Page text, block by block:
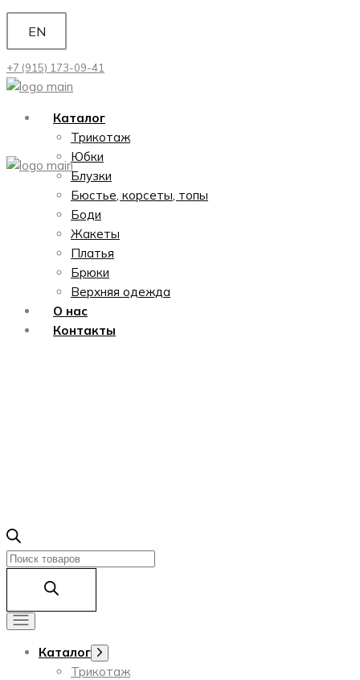
EN
+7 (915) 173-09-41
Каталог
Трикотаж
Юбки
Блузки
Бюстье, корсеты, топы
Боди
Жакеты
Платья
Брюки
Верхняя одежда
О нас
Контакты
Поиск
Каталог Показать
подменю
Трикотаж